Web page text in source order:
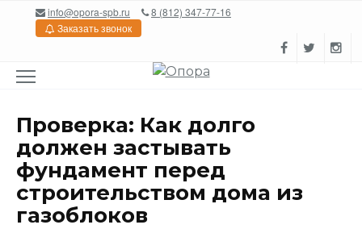
Перейтиinfo@opora-spb.ru
8 (812) 347-77-16
Заказать звонок
Проверка: Как долго
должен застывать
фундамент перед
строительством дома из
газоблоков